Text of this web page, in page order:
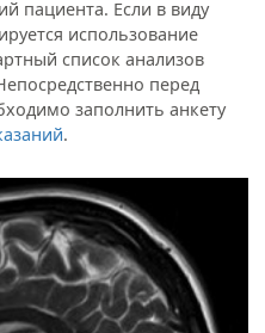
пациента. Если в виду
использование
список анализов
перед
заполнить анкету
.